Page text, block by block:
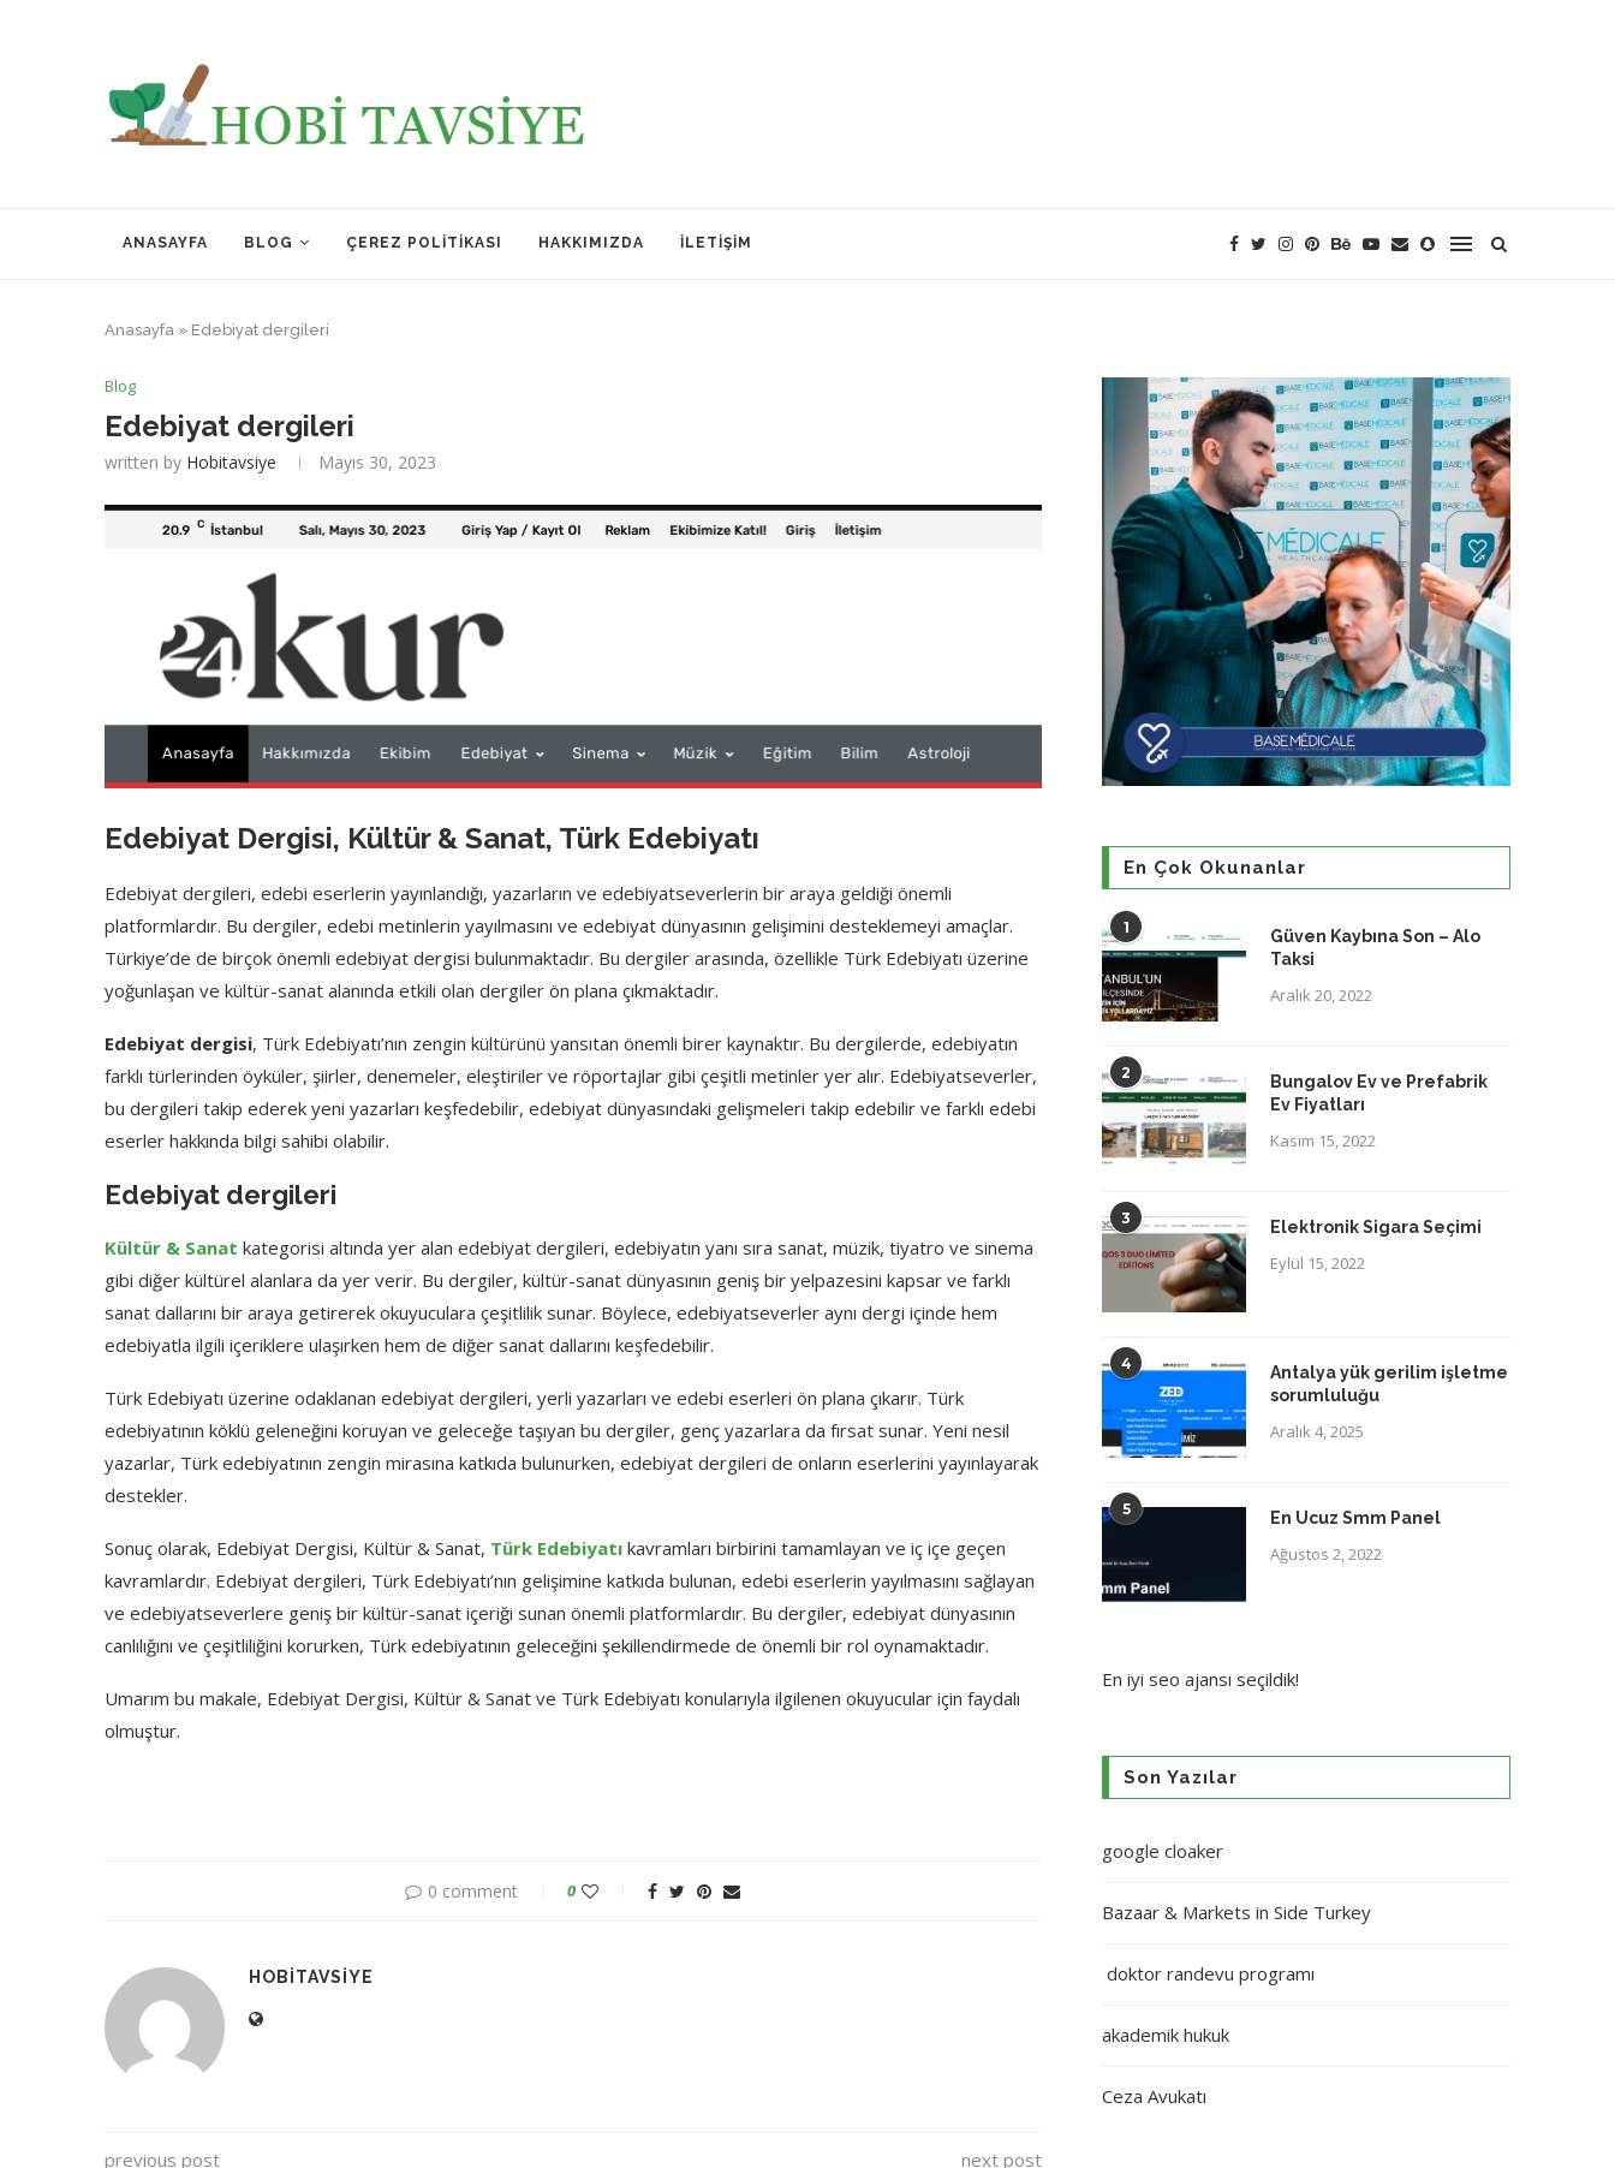
ANASAYFA BLOG ÇEREZ POLITIKASI HAKKIMIZDA İLETIŞIM
Anasayfa » Edebiyat dergileri
Blog
Edebiyat dergileri
written by Hobitavsiye Mayıs 30, 2023
Edebiyat Dergisi, Kültür & Sanat, Türk Edebiyatı
Edebiyat dergileri, edebi eserlerin yayınlandığı, yazarların ve edebiyatseverlerin bir araya geldiği önemli
platformlardır. Bu dergiler, edebi metinlerin yayılmasını ve edebiyat dünyasının gelişimini desteklemeyi amaçlar.
Türkiye’de de birçok önemli edebiyat dergisi bulunmaktadır. Bu dergiler arasında, özellikle Türk Edebiyatı üzerine
yoğunlaşan ve kültür-sanat alanında etkili olan dergiler ön plana çıkmaktadır.
Edebiyat dergisi, Türk Edebiyatı’nın zengin kültürünü yansıtan önemli birer kaynaktır. Bu dergilerde, edebiyatın
farklı türlerinden öyküler, şiirler, denemeler, eleştiriler ve röportajlar gibi çeşitli metinler yer alır. Edebiyatseverler,
bu dergileri takip ederek yeni yazarları keşfedebilir, edebiyat dünyasındaki gelişmeleri takip edebilir ve farklı edebi
eserler hakkında bilgi sahibi olabilir.
Edebiyat dergileri
Kültür & Sanat kategorisi altında yer alan edebiyat dergileri, edebiyatın yanı sıra sanat, müzik, tiyatro ve sinema
gibi diğer kültürel alanlara da yer verir. Bu dergiler, kültür-sanat dünyasının geniş bir yelpazesini kapsar ve farklı
sanat dallarını bir araya getirerek okuyuculara çeşitlilik sunar. Böylece, edebiyatseverler aynı dergi içinde hem
edebiyatla ilgili içeriklere ulaşırken hem de diğer sanat dallarını keşfedebilir.
Türk Edebiyatı üzerine odaklanan edebiyat dergileri, yerli yazarları ve edebi eserleri ön plana çıkarır. Türk
edebiyatının köklü geleneğini koruyan ve geleceğe taşıyan bu dergiler, genç yazarlara da fırsat sunar. Yeni nesil
yazarlar, Türk edebiyatının zengin mirasına katkıda bulunurken, edebiyat dergileri de onların eserlerini yayınlayarak
destekler.
Sonuç olarak, Edebiyat Dergisi, Kültür & Sanat, Türk Edebiyatı kavramları birbirini tamamlayan ve iç içe geçen
kavramlardır. Edebiyat dergileri, Türk Edebiyatı’nın gelişimine katkıda bulunan, edebi eserlerin yayılmasını sağlayan
ve edebiyatseverlere geniş bir kültür-sanat içeriği sunan önemli platformlardır. Bu dergiler, edebiyat dünyasının
canlılığını ve çeşitliliğini korurken, Türk edebiyatının geleceğini şekillendirmede de önemli bir rol oynamaktadır.
Umarım bu makale, Edebiyat Dergisi, Kültür & Sanat ve Türk Edebiyatı konularıyla ilgilenen okuyucular için faydalı
olmuştur.
0 comment 0
HOBITAVSIYE
previous post next post
En Çok Okunanlar
1
Güven Kaybına Son – Alo
Taksi
Aralık 20, 2022
2
Bungalov Ev ve Prefabrik
Ev Fiyatları
Kasım 15, 2022
3 Elektronik Sigara Seçimi
Eylül 15, 2022
4
Antalya yük gerilim işletme
sorumluluğu
Aralık 4, 2025
5 En Ucuz Smm Panel
Ağustos 2, 2022
En iyi seo ajansı seçildik!
Son Yazılar
google cloaker
Bazaar & Markets in Side Turkey
doktor randevu programı
akademik hukuk
Ceza Avukatı